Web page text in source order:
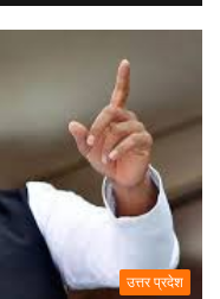
उत्तर प्रदेश